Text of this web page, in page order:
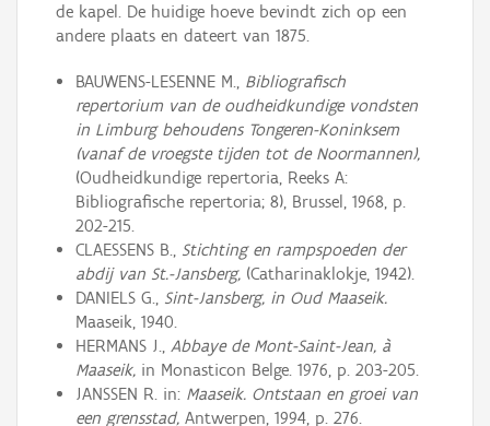
de kapel. De huidige hoeve bevindt zich op een
andere plaats en dateert van 1875.
BAUWENS-LESENNE M., Bibliografisch
repertorium van de oudheidkundige vondsten
in Limburg behoudens Tongeren-Koninksem
(vanaf de vroegste tijden tot de Noormannen),
(Oudheidkundige repertoria, Reeks A:
Bibliografische repertoria; 8), Brussel, 1968, p.
202-215.
CLAESSENS B.,Stichting en rampspoeden der
abdij van St.-Jansberg, (Catharinaklokje, 1942).
DANIELS G.,Sint-Jansberg, in Oud Maaseik.
Maaseik, 1940.
HERMANS J., Abbaye de Mont-Saint-Jean, à
Maaseik,in Monasticon Belge. 1976, p. 203-205.
JANSSEN R. in:Maaseik. Ontstaan en groei van
een grensstad, Antwerpen, 1994, p. 276.